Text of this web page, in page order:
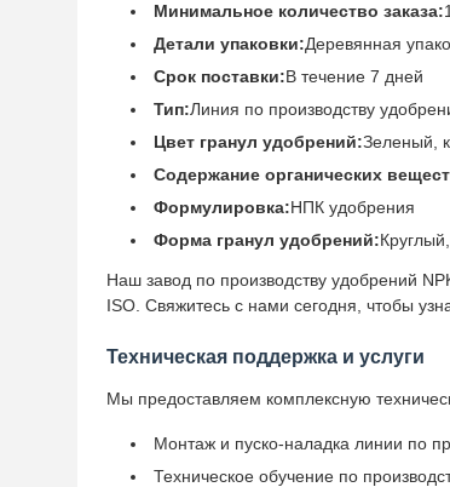
Минимальное количество заказа:1
Детали упаковки:Деревянная
Срок поставки:В течение 7 дней
Тип:Линия по производству
Цвет гранул удобрений:Зеленый,
Содержание органических
Формулировка:НПК удобрения
Форма гранул удобрений:
Наш завод по производству удобрений
ISO. Свяжитесь с нами сегодня, чтобы
Техническая поддержка и услуги
Мы предоставляем комплексную
Монтаж и пуско-наладка линии по
Техническое обучение по